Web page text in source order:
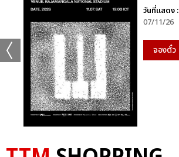
วันที่แสดง :
07/11/26
จองตั๋ว